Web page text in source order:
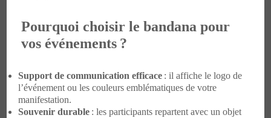
Pourquoi choisir le bandana pour
vos événements ?
Support de communication efficace: il affiche le logo de
l’événement ou les couleurs emblématiques de votre
manifestation.
Souvenir durable: les participants repartent avec un objet